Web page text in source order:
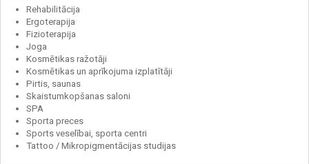
Rehabilitācija
Ergoterapija
Fizioterapija
Joga
Kosmētikas ražotāji
Kosmētikas un aprīkojuma izplatītāji
Pirtis, saunas
Skaistumkopšanas saloni
SPA
Sporta preces
Sports veselībai, sporta centri
Tattoo / Mikropigmentācijas studijas